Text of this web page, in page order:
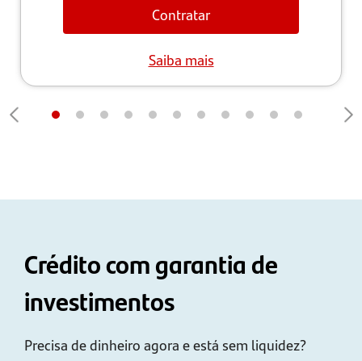
Contratar
Saiba mais
Crédito com garantia de
investimentos
Precisa de dinheiro agora e está sem liquidez?